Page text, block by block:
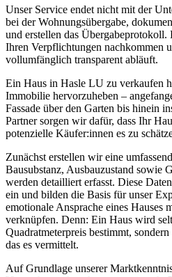
Unser Service endet nicht mit der
bei der Wohnungsübergabe,
und erstellen das Übergabeprotokoll.
Ihren Verpflichtungen nachkommen
vollumfänglich transparent abläuft.
Ein Haus in Hasle LU zu verkaufen
Immobilie hervorzuheben –
Fassade über den Garten bis hinein
Partner sorgen wir dafür, dass Ihr
potenzielle Käufer:innen es zu
Zunächst erstellen wir eine
Bausubstanz, Ausbauzustand sowie
werden detailliert erfasst. Diese
ein und bilden die Basis für unser
emotionale Ansprache eines Hauses
verknüpfen. Denn: Ein Haus wird
Quadratmeterpreis bestimmt,
das es vermittelt.
Auf Grundlage unserer